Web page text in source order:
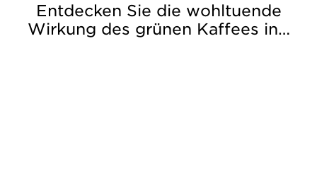
Entdecken Sie die wohltuende
Wirkung des grünen Kaffees in…